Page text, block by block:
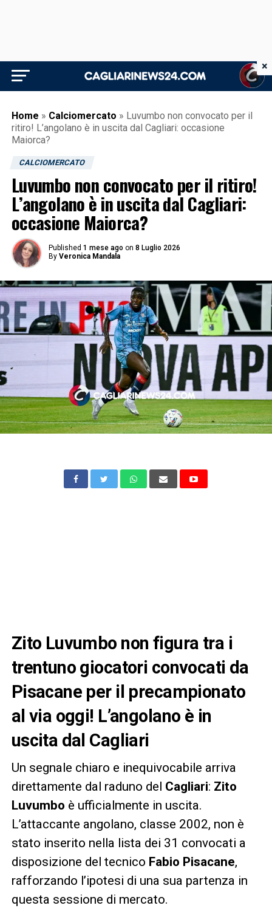
Home » Calciomercato » Luvumbo non convocato per il
ritiro! L’angolano è in uscita dal Cagliari: occasione
Maiorca?
CALCIOMERCATO
Luvumbo non convocato per il ritiro!
L’angolano è in uscita dal Cagliari:
occasione Maiorca?
Published 1 mese ago on 8 Luglio 2026
By Veronica Mandala
Zito Luvumbo non figura tra i
trentuno giocatori convocati da
Pisacane per il precampionato
al via oggi! L’angolano è in
uscita dal Cagliari
Un segnale chiaro e inequivocabile arriva
direttamente dal raduno del Cagliari: Zito
Luvumbo è ufficialmente in uscita.
L’attaccante angolano, classe 2002, non è
stato inserito nella lista dei 31 convocati a
disposizione del tecnico Fabio Pisacane,
rafforzando l’ipotesi di una sua partenza in
questa sessione di mercato.
×